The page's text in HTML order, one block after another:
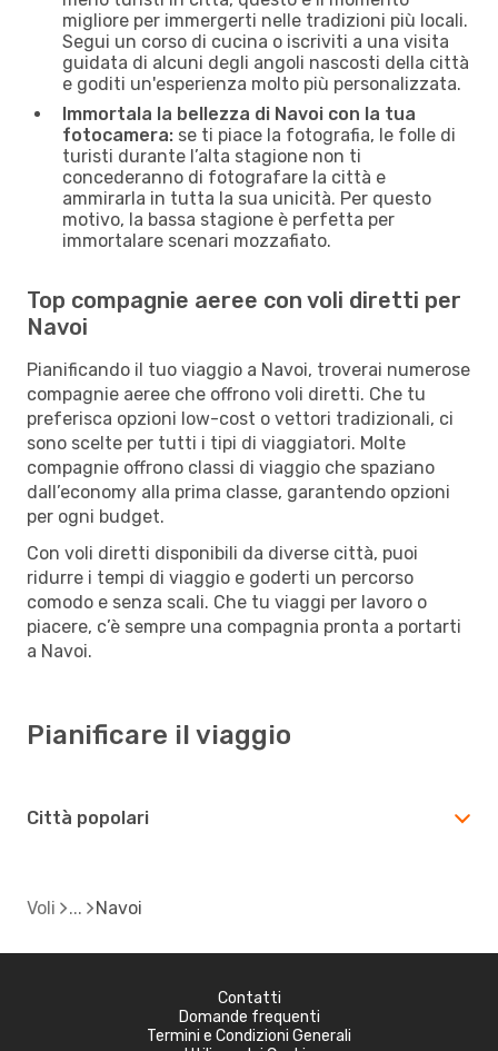
migliore per immergerti nelle tradizioni più locali.
Segui un corso di cucina o iscriviti a una visita
guidata di alcuni degli angoli nascosti della città
e goditi un'esperienza molto più personalizzata.
Immortala la bellezza di Navoi con la tua
fotocamera: se ti piace la fotografia, le folle di
turisti durante l’alta stagione non ti
concederanno di fotografare la città e
ammirarla in tutta la sua unicità. Per questo
motivo, la bassa stagione è perfetta per
immortalare scenari mozzafiato.
Top compagnie aeree con voli diretti per
Navoi
Pianificando il tuo viaggio a Navoi, troverai numerose
compagnie aeree che offrono voli diretti. Che tu
preferisca opzioni low-cost o vettori tradizionali, ci
sono scelte per tutti i tipi di viaggiatori. Molte
compagnie offrono classi di viaggio che spaziano
dall’economy alla prima classe, garantendo opzioni
per ogni budget.
Con voli diretti disponibili da diverse città, puoi
ridurre i tempi di viaggio e goderti un percorso
comodo e senza scali. Che tu viaggi per lavoro o
piacere, c’è sempre una compagnia pronta a portarti
a Navoi.
Pianificare il viaggio
Città popolari
Voli Navoi
Contatti
Domande frequenti
Termini e Condizioni Generali